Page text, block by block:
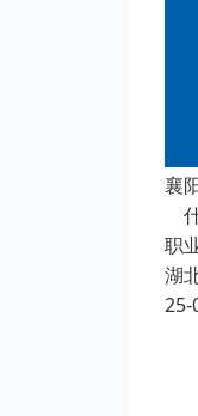
襄
职
湖
25-